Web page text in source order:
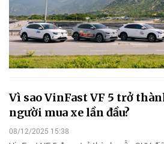
Vì sao VinFast VF 5 trở
người mua xe lần đầu?
08/12/2025 15:38